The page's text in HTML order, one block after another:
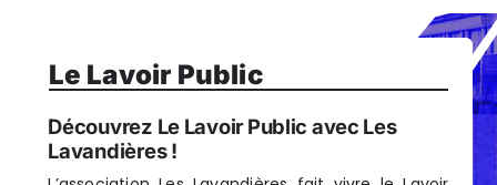
Le Lavoir Public
Découvrez Le Lavoir Public avec Les
Lavandières !